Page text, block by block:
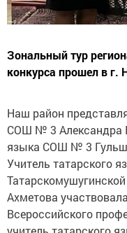
Зональный тур
конкурса прошел в г.
Наш район
СОШ № 3 Александра
языка СОШ № 3
Учитель татарского
Ахметова
Всероссийского